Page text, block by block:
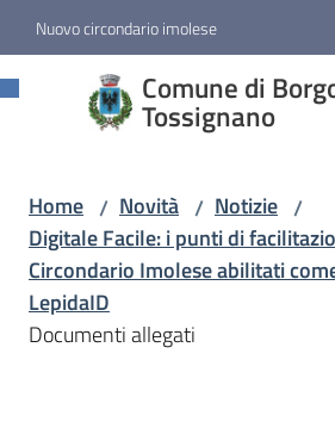
Vai al contenuto
Vai alla navigazione
Vai al footer
Nuovo circondario imolese
Comune di
Tossignano
Comune di
Borgo
Amministrazione
Novità
Menu selezionato
Home / Novità / Notizie /
Digitale Facile: i punti di
Circondario Imolese abilitati
LepidaID
Documenti allegati